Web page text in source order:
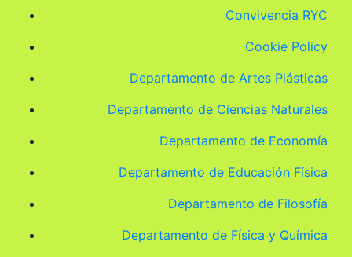
Convivencia RYC
Cookie Policy
Departamento de Artes Plásticas
Departamento de Ciencias Naturales
Departamento de Economía
Departamento de Educación Física
Departamento de Filosofía
Departamento de Física y Química